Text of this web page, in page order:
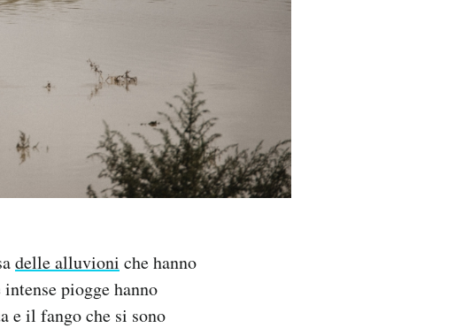
delle alluvioni che hanno
piogge hanno
e il fango che si sono